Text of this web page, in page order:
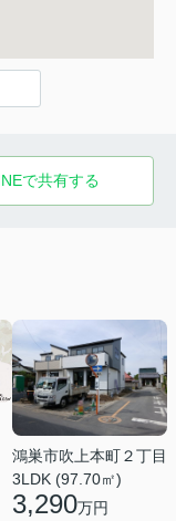
で共有する
鴻巣市吹上本町２丁目
3LDK (97.70㎡)
3,290万円